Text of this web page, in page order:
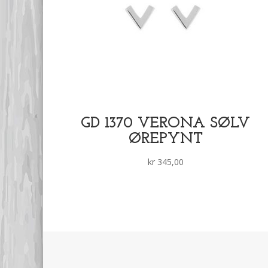
GD 1370 VERONA SØLV
ØREPYNT
kr345,00